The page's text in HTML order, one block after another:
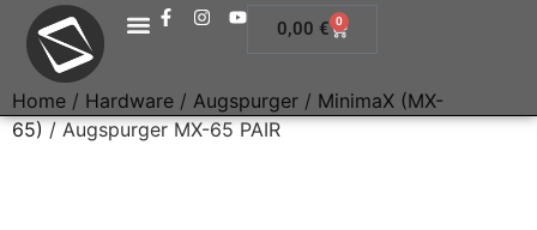
0,00 € 0
Home / Hardware / Augspurger / MinimaX (MX-
65)/ Augspurger MX-65 PAIR